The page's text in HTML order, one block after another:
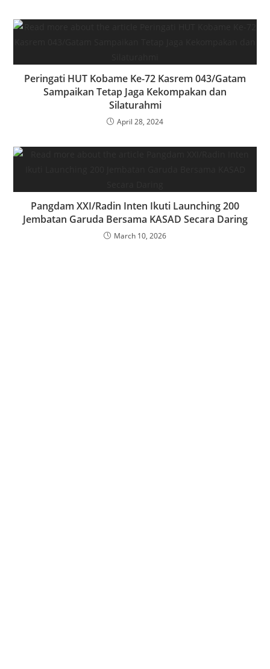
Peringati HUT Kobame Ke-72 Kasrem 043/Gatam
Sampaikan Tetap Jaga Kekompakan dan
Silaturahmi
April 28, 2024
Pangdam XXI/Radin Inten Ikuti Launching 200
Jembatan Garuda Bersama KASAD Secara Daring
March 10, 2026